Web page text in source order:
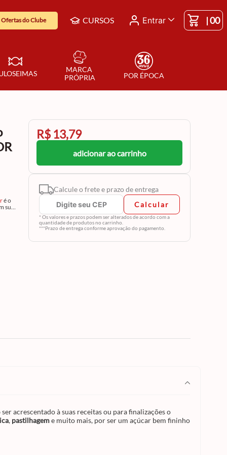
Ofertas do Clube CURSOS Entrar |00
MARCA
PRÓPRIA
POR ÉPOCA
é o
sua
R$ 13,79
adicionar ao carrinho
Calcule o frete e prazo de entrega
Calcular
* Os valores e prazos podem ser alterados de acordo com a
quantidade de produtos no carrinho.
***Prazo de entrega conforme aprovação do pagamento.
acrescentado à suas receitas ou para finalizações o
, pastilhageme muito mais, por ser um açúcar bem fininho